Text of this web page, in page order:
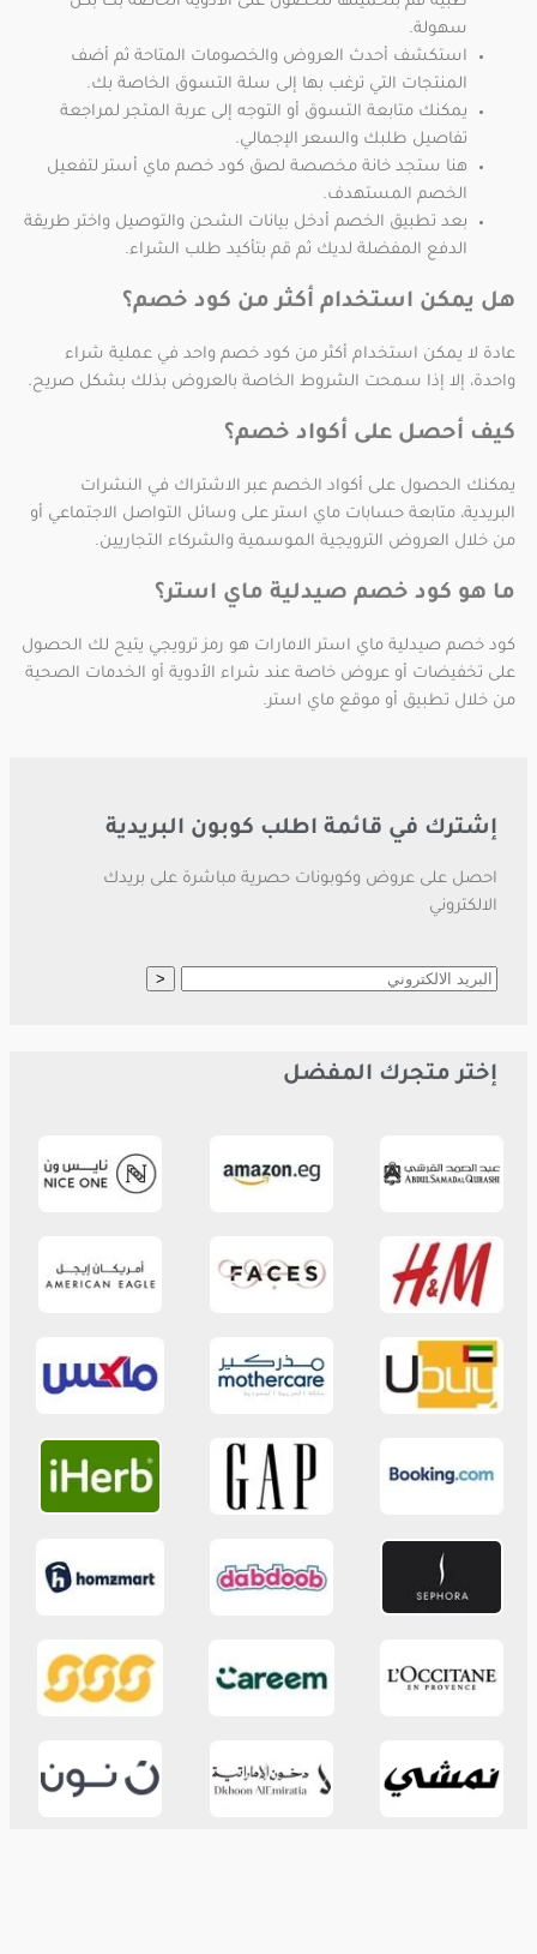
سهولة.
استكشف أحدث العروض والخصومات المتاحة ثم أضف
المنتجات التي ترغب بها إلى سلة التسوق الخاصة بك.
يمكنك متابعة التسوق أو التوجه إلى عربة المتجر لمراجعة
تفاصيل طلبك والسعر الإجمالي.
هنا ستجد خانة مخصصة لصق كود خصم ماي أستر لتفعيل
الخصم المستهدف.
بعد تطبيق الخصم أدخل بيانات الشحن والتوصيل واختر طريقة
الدفع المفضلة لديك ثم قم بتأكيد طلب الشراء.
هل يمكن استخدام أكثر من كود خصم؟
عادة لا يمكن استخدام أكثر من كود خصم واحد في عملية شراء
واحدة، إلا إذا سمحت الشروط الخاصة بالعروض بذلك بشكل صريح.
كيف أحصل على أكواد خصم؟
يمكنك الحصول على أكواد الخصم عبر الاشتراك في النشرات
البريدية، متابعة حسابات ماي استر على وسائل التواصل الاجتماعي أو
من خلال العروض الترويجية الموسمية والشركاء التجاريين.
ما هو كود خصم صيدلية ماي استر؟
كود خصم صيدلية ماي استر الامارات هو رمز ترويجي يتيح لك الحصول
على تخفيضات أو عروض خاصة عند شراء الأدوية أو الخدمات الصحية
من خلال تطبيق أو موقع ماي استر.
إشترك في قائمة اطلب كوبون البريدية
احصل على عروض وكوبونات حصرية مباشرة على بريدك
الالكتروني
إختر متجرك المفضل